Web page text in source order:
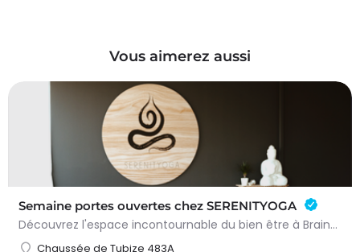
Vous aimerez aussi
Semaine portes ouvertes chez SERENITYOGA
Découvrez l'espace incontournable du bien être à Braine L'alleud!Du 23 au 30 aout 2026 nous proposons un Pass…
Chaussée de Tubize 483A